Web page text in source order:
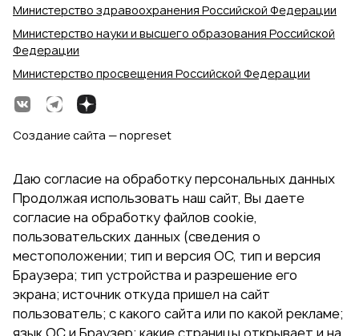
Министерство здравоохранения Российской Федерации
Министерство науки и высшего образования Российской
Федерации
Министерство просвещения Российской Федерации
Создание сайта — nopreset
Даю согласие на обработку персональных данных
Продолжая использовать наш сайт, Вы даете
согласие на обработку файлов cookie,
пользовательских данных (сведения о
местоположении; тип и версия ОС, тип и версия
Браузера; тип устройства и разрешение его
экрана; источник откуда пришел на сайт
пользователь; с какого сайта или по какой рекламе;